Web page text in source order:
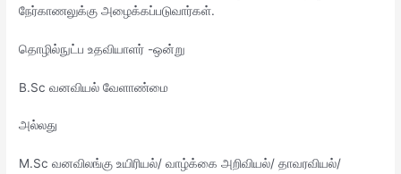
நேர்காணலுக்கு அழைக்கப்படுவார்கள்.
தொழில்நுட்ப உதவியாளர் -ஒன்று
B.Sc வனவியல் வேளாண்மை
அல்லது
M.Sc வனவிலங்கு உயிரியல்/ வாழ்க்கை அறிவியல்/ தாவரவியல்/